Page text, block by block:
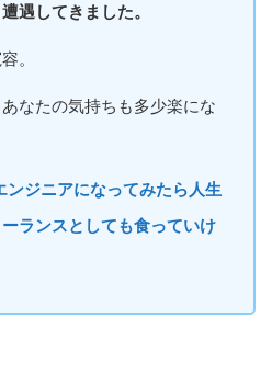
遇してきました。
。
なたの気持ちも多少楽にな
ジニアになってみたら人生
ランスとしても食っていけ